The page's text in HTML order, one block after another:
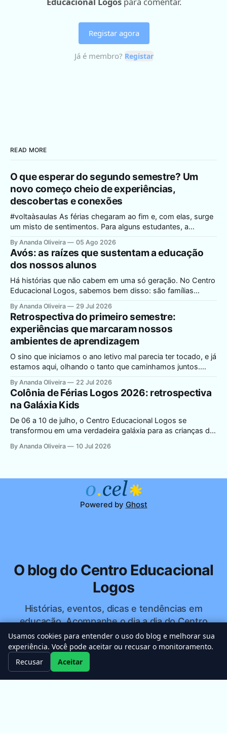
READ MORE
O que esperar do segundo semestre? Um
novo começo cheio de experiências,
descobertas e conexões
#voltaàsaulas As férias chegaram ao fim e, com elas, surge
um misto de sentimentos. Para alguns estudantes, a
motivo de muita empolgação e alegria. Para outros, o
retorno às aulas pode despertar dúvidas, ansiedade ou
insegurança diante de um novo
By Ananda Oliveira 05 Ago 2026
Avós: as raízes que sustentam a educação
dos nossos alunos
Há histórias que não cabem em uma só geração. No Centro
Educacional Logos, sabemos bem disso: são famílias
portões, pais que hoje trazem os filhos para estudar no
mesmo lugar onde, há mais de 30 anos, também
aprenderam a ler, a somar e
By Ananda Oliveira 29 Jul 2026
Retrospectiva do primeiro semestre:
experiências que marcaram nossos
ambientes de aprendizagem
O sino que iniciamos o ano letivo mal parecia ter tocado, e já
estamos aqui, olhando o tanto que caminhamos juntos.
vida acontecendo dentro e fora da sala de aula. No Centro
Educacional Logos, educar está além de quadro e dos
livros:
By Ananda Oliveira 22 Jul 2026
Colônia de Férias Logos 2026: retrospectiva
na Galáxia Kids
De 06 a 10 de julho, o Centro Educacional Logos se
transformou em uma verdadeira galáxia para as crianças de
Kids, encerrou mais uma edição cheia de brincadeiras,
By Ananda Oliveira 10 Jul 2026
Powered by Ghost
O blog do Centro Educacional
Logos
Histórias, eventos, dicas e tendências em
educação. Acompanhe o dia a dia do Centro
Educacional Logos.
Usamos cookies para entender o uso do blog e melhorar sua
experiência. Você pode aceitar ou recusar o monitoramento.
Recusar
Aceitar